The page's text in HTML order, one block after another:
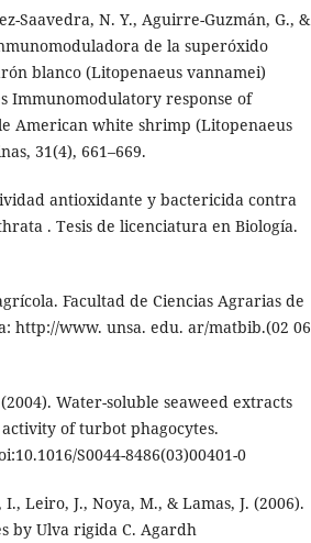
Saavedra, N. Y., Aguirre-Guzmán, G., &
de la superóxido
blanco (Litopenaeus vannamei)
Immunomodulatory response of
American white shrimp (Litopenaeus
31(4), 661–669.
antioxidante y bactericida contra
. Tesis de licenciatura en Biología.
Facultad de Ciencias Agrarias de
http://www. unsa. edu. ar/matbib.(02 06
Water-soluble seaweed extracts
of turbot phagocytes.
S0044-8486(03)00401-0
Leiro, J., Noya, M., & Lamas, J. (2006).
by Ulva rigida C. Agardh